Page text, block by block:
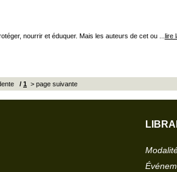
nourrir et éduquer. Mais les auteurs de cet ou ... lire
/ 1 > page suivante